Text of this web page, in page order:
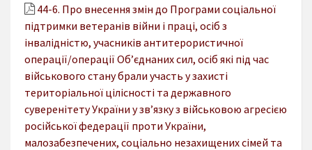
44-6. Про внесення змін до Програми соціальної
підтримки ветеранів війни і праці, осіб з
інвалідністю, учасників антитерористичної
операції/операції Об’єднаних сил, осіб які під час
військового стану брали участь у захисті
територіальної цілісності та державного
суверенітету України у зв’язку з військовою агресією
російської федерації проти України,
малозабезпечених, соціально незахищених сімей та